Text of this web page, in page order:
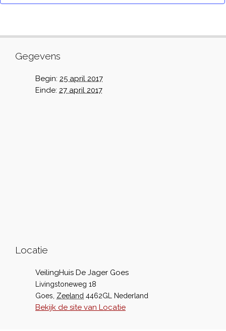
Gegevens
Begin: 25 april 2017
Einde: 27 april 2017
Locatie
VeilingHuis De Jager Goes
Livingstoneweg 18
Goes Zeeland 4462GL Nederland
Bekijk de site van Locatie